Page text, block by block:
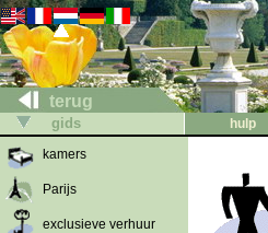
terug
gids hulp
kamers
Parijs
exclusieve verhuur